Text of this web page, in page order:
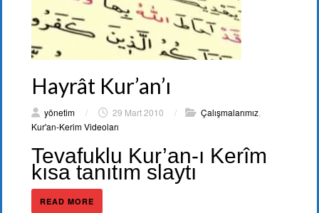
Hayrât Kur’an’ı
yönetim / 29 Mart 2010 / Çalışmalarımız
Kur'an-Kerim Videoları
Tevafuklu Kur’an-ı Kerîm
kısa tanıtım slaytı
READ MORE